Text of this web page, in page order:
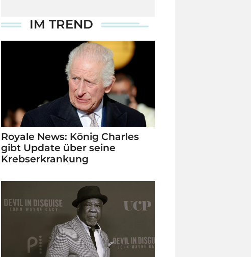
IM TREND
Royale News: König Charles
gibt Update über seine
Krebserkrankung